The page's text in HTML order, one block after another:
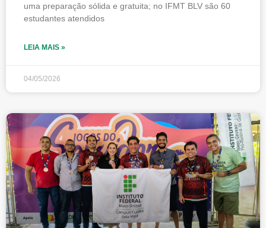
uma preparação sólida e gratuita; no IFMT BLV são 60
estudantes atendidos
LEIA MAIS »
04/05/2026